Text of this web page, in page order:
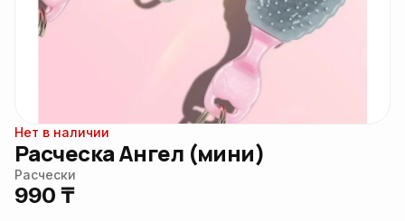
Нет в наличии
Расческа Ангел (мини)
Расчески
990 ₸